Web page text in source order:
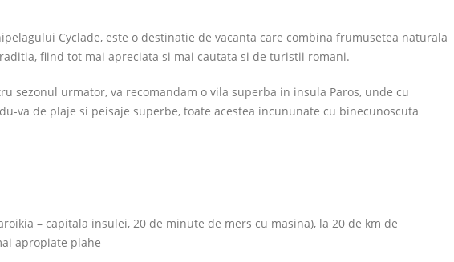
Cyclade, este o destinatie de vacanta care combina frumusetea naturala
fiind tot mai apreciata si mai cautata si de turistii romani.
sezonul urmator, va recomandam o vila superba in insula Paros, unde cu
va de plaje si peisaje superbe, toate acestea incununate cu binecunoscuta
– capitala insulei, 20 de minute de mers cu masina), la 20 de km de
apropiate plahe